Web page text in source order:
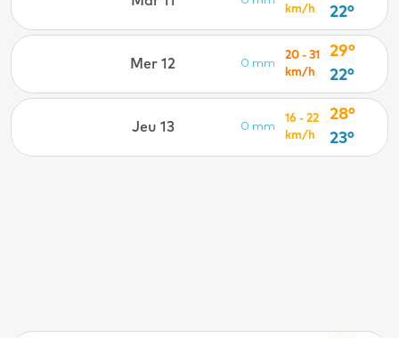
km/h
22°
Mer 12 0 mm
20 - 31
km/h
29°
22°
Jeu 13 0 mm
16 - 22
km/h
28°
23°